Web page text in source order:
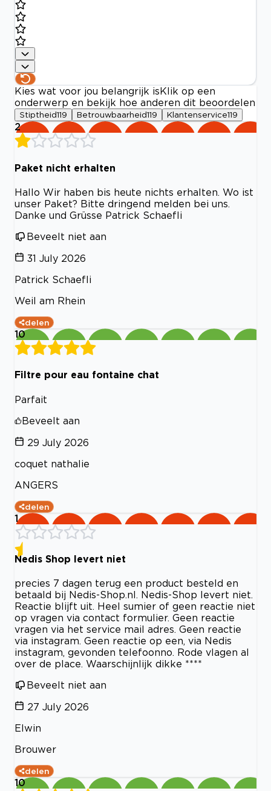
Kies wat voor jou belangrijk is Klik op een
onderwerp en bekijk hoe anderen dit beoordelen
Stiptheid119 Betrouwbaarheid119 Klantenservice119
2
Paket nicht erhalten
Hallo Wir haben bis heute nichts erhalten. Wo ist
unser Paket? Bitte dringend melden bei uns.
Danke und Grüsse Patrick Schaefli
Beveelt niet aan
31 July 2026
Patrick Schaefli
Weil am Rhein
delen
10
Filtre pour eau fontaine chat
Parfait
Beveelt aan
29 July 2026
coquet nathalie
ANGERS
delen
1
Nedis Shop levert niet
precies 7 dagen terug een product besteld en
betaald bij Nedis-Shop.nl. Nedis-Shop levert niet.
Reactie blijft uit. Heel sumier of geen reactie niet
op vragen via contact formulier. Geen reactie
vragen via het service mail adres. Geen reactie
via instagram. Geen reactie op een, via Nedis
instagram, gevonden telefoonno. Rode vlagen al
over de place. Waarschijnlijk dikke ****
Beveelt niet aan
27 July 2026
Elwin
Brouwer
delen
10